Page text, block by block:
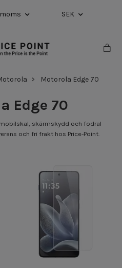
SEK
Motorola Edge 70
Edge 70
skärmskydd och fodral
och fri frakt hos Price-Point.